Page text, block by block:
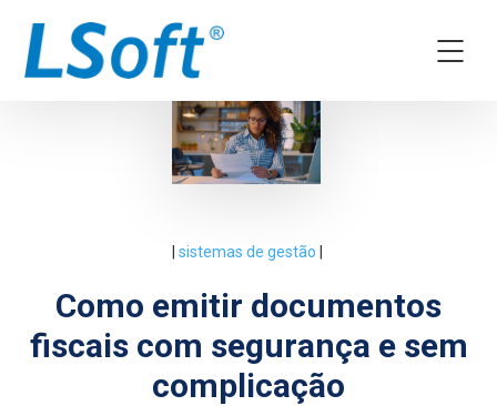
sistemas de gestão
Como emitir documentos
fiscais com segurança e sem
complicação